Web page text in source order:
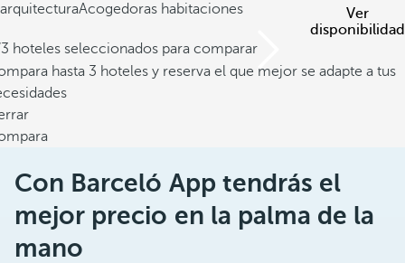
arquitecturaAcogedoras habitaciones
Ver
disponibilidad
hoteles seleccionados para comparar
hasta 3 hoteles y reserva el que mejor se adapte a tus
Con Barceló App tendrás el
mejor precio en la palma de la
mano